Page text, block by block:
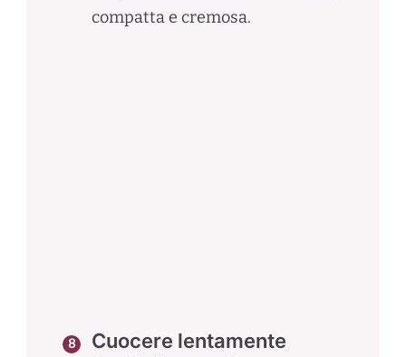
compatta e cremosa.
Cuocere lentamente